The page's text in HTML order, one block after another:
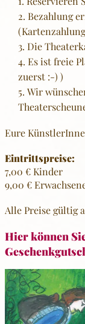
Bezahlung
Die
Es ist freie
zuerst :-) )
Wir
Eure
Eintrittspreise:
7,00 € Kinder
9,00 €
Alle Preise gültig
Hier können